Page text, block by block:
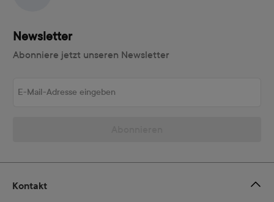
Newsletter
Abonniere jetzt unseren Newsletter
Kontakt